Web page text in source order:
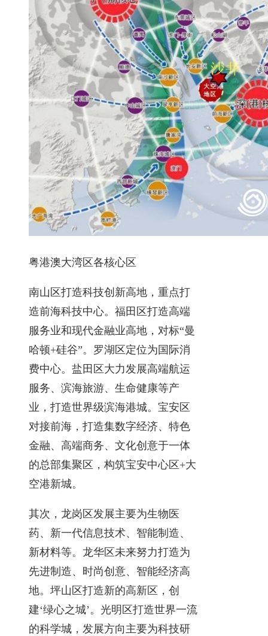
粤港澳大湾区各核心区
南山区打造科技创新高地，重点打
造前海科技中心。福田区打造高端
服务业和现代金融业高地，对标“曼
哈顿+硅谷”。罗湖区定位为国际消
费中心。盐田区大力发展高端航运
服务、滨海旅游、生命健康等产
业，打造世界级滨海港城。宝安区
对接前海，打造集数字经济、特色
金融、高端商务、文化创意于一体
的总部集聚区，构筑宝安中心区+大
空港新城。
其次，龙岗区发展主要为生物医
药、新一代信息技术、智能制造、
新材料等。龙华区未来努力打造为
先进制造、时尚创意、智能经济高
地。坪山区打造新的高新区，创
建‘绿心之城’。光明区打造世界一流
的科学城，发展方向主要为科技研